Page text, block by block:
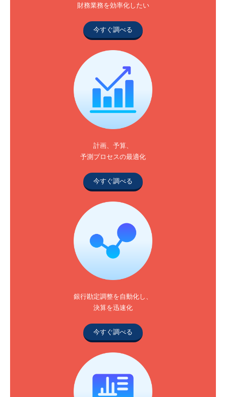
財務業務を効率化したい
今すぐ調べる
計画、予算、
予測プロセスの最適化
今すぐ調べる
銀行勘定調整を自動化し、
決算を迅速化
今すぐ調べる